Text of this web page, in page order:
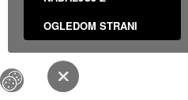
OGLEDOM STRANI